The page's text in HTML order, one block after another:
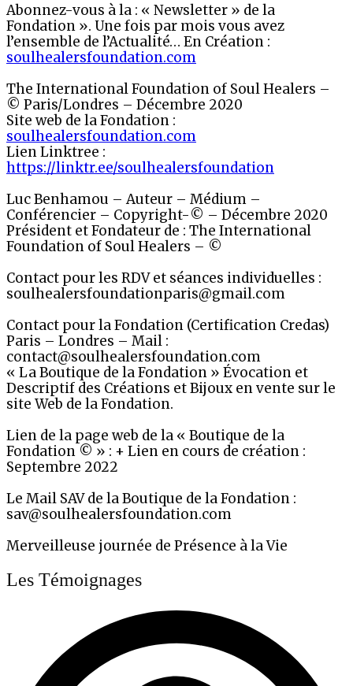
Abonnez-vous à la : « Newsletter » de la
Fondation ». Une fois par mois vous avez
l’ensemble de l’Actualité… En Création :
soulhealersfoundation.com
The International Foundation of Soul Healers –
© Paris/Londres – Décembre 2020
Site web de la Fondation :
soulhealersfoundation.com
Lien Linktree :
https://linktr.ee/soulhealersfoundation
Luc Benhamou – Auteur – Médium –
Conférencier – Copyright-© – Décembre 2020
Président et Fondateur de : The International
Foundation of Soul Healers – ©
Contact pour les RDV et séances individuelles :
soulhealersfoundationparis@gmail.com
Contact pour la Fondation (Certification Credas)
Paris – Londres – Mail :
contact@soulhealersfoundation.com
« La Boutique de la Fondation » Évocation et
Descriptif des Créations et Bijoux en vente sur le
site Web de la Fondation.
Lien de la page web de la « Boutique de la
Fondation © » : + Lien en cours de création :
Septembre 2022
Le Mail SAV de la Boutique de la Fondation :
sav@soulhealersfoundation.com
Merveilleuse journée de Présence à la Vie
Les Témoignages